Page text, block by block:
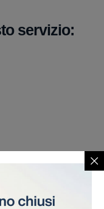
servizio:
eliminando la